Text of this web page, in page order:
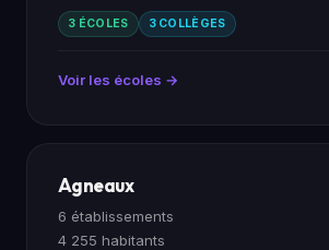
3 ÉCOLES 3 COLLÈGES
Voir les écoles →
Agneaux
6 établissements
4 255 habitants